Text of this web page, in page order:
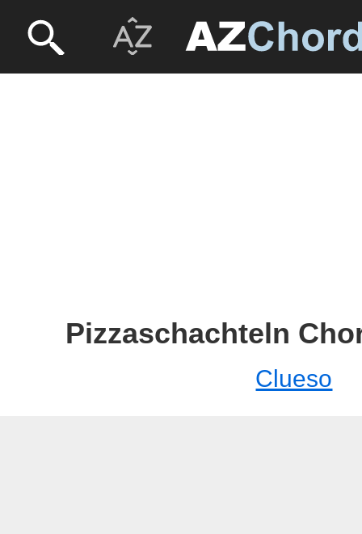
Pizzaschachteln
Clueso